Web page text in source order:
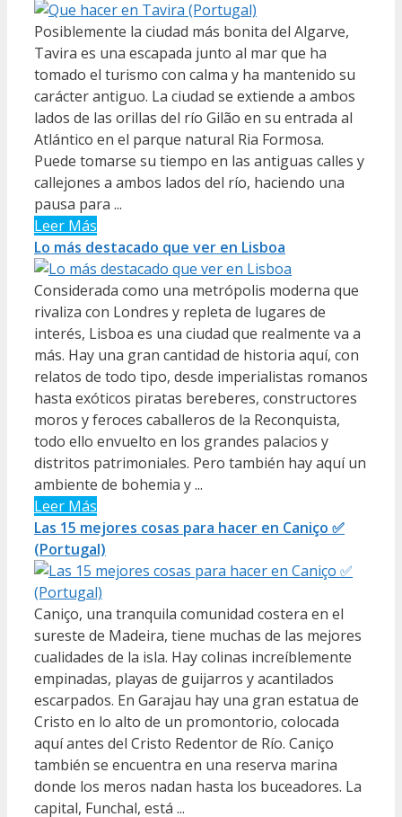
Posiblemente la ciudad más bonita del Algarve,
Tavira es una escapada junto al mar que ha
tomado el turismo con calma y ha mantenido su
carácter antiguo. La ciudad se extiende a ambos
lados de las orillas del río Gilão en su entrada al
Atlántico en el parque natural Ria Formosa.
Puede tomarse su tiempo en las antiguas calles y
callejones a ambos lados del río, haciendo una
pausa para ...
Leer Más
Lo más destacado que ver en Lisboa
Considerada como una metrópolis moderna que
rivaliza con Londres y repleta de lugares de
interés, Lisboa es una ciudad que realmente va a
más. Hay una gran cantidad de historia aquí, con
relatos de todo tipo, desde imperialistas romanos
hasta exóticos piratas bereberes, constructores
moros y feroces caballeros de la Reconquista,
todo ello envuelto en los grandes palacios y
distritos patrimoniales. Pero también hay aquí un
ambiente de bohemia y ...
Leer Más
Las 15 mejores cosas para hacer en Caniço ✅
(Portugal)
Caniço, una tranquila comunidad costera en el
sureste de Madeira, tiene muchas de las mejores
cualidades de la isla. Hay colinas increíblemente
empinadas, playas de guijarros y acantilados
escarpados. En Garajau hay una gran estatua de
Cristo en lo alto de un promontorio, colocada
aquí antes del Cristo Redentor de Río. Caniço
también se encuentra en una reserva marina
donde los meros nadan hasta los buceadores. La
capital, Funchal, está ...